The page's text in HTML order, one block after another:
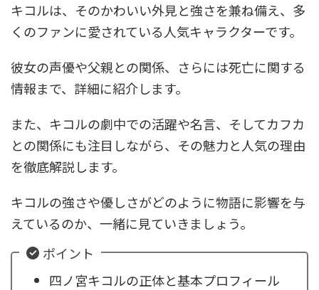
キコルは、そのかわいい外見と強さを兼ね備え、多
くのファンに愛されている人気キャラクターです。
彼女の声優や父親との関係、さらには死亡に関する
情報まで、詳細に紹介します。
また、キコルの劇中での活躍や名言、そしてカフカ
との関係にも注目しながら、その魅力と人気の理由
を徹底解説します。
キコルの強さや優しさがどのように物語に影響を与
えているのか、一緒に見ていきましょう。
ポイント
四ノ宮キコルの正体と基本プロフィール